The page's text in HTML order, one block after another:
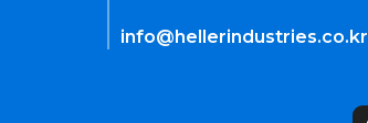
info@hellerindustries.co.kr